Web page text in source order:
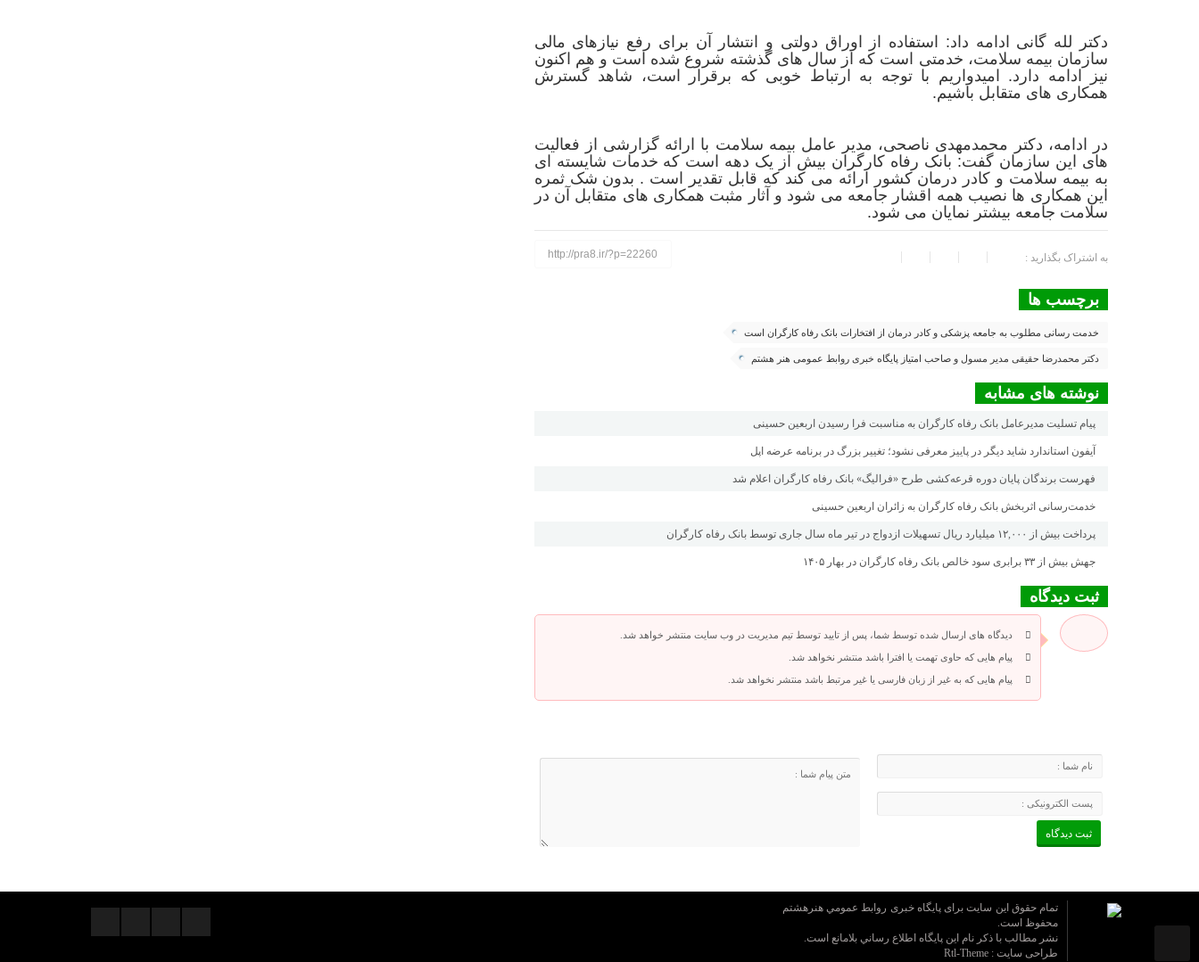
دکتر لله گانی ادامه داد: استفاده از اوراق دولتی و انتشار آن برای رفع نیازهای مالی
سازمان بیمه سلامت، خدمتی است که از سال های گذشته شروع شده است و هم اکنون
نیز ادامه دارد. امیدواریم با توجه به ارتباط خوبی که برقرار است، شاهد گسترش
همکاری های متقابل باشیم.
در ادامه، دکتر محمدمهدی ناصحی، مدیر عامل بیمه سلامت با ارائه گزارشی از فعالیت
های این سازمان گفت: بانک رفاه کارگران بیش از یک دهه است که خدمات شایسته ای
به بیمه سلامت و کادر درمان کشور ارائه می کند که قابل تقدیر است . بدون شک ثمره
این همکاری ها نصیب همه اقشار جامعه می شود و آثار مثبت همکاری های متقابل آن در
سلامت جامعه بیشتر نمایان می شود.
به اشتراک بگذارید : http://pra8.ir/?p=22260
برچسب ها
خدمت رسانی مطلوب به جامعه پزشکی و کادر درمان از افتخارات بانک رفاه کارگران است
دکتر محمدرضا حقیقی مدیر مسول و صاحب امتیاز پایگاه خبری روابط عمومی هنر هشتم
نوشته های مشابه
پیام تسلیت مدیرعامل بانک رفاه کارگران به مناسبت فرا رسیدن اربعین حسینی
آیفون استاندارد شاید دیگر در پاییز معرفی نشود؛ تغییر بزرگ در برنامه عرضه اپل
فهرست برندگان پایان دوره قرعه‌کشی طرح «فرالیگ» بانک رفاه کارگران اعلام شد
خدمت‌رسانی اثربخش بانک رفاه کارگران به زائران اربعین حسینی
پرداخت بیش از ۱۲,۰۰۰ میلیارد ریال تسهیلات ازدواج در تیر ماه سال جاری توسط بانک رفاه کارگران
جهش بیش از ۳۳ برابری سود خالص بانک رفاه کارگران در بهار ۱۴۰۵
ثبت دیدگاه
دیدگاه های ارسال شده توسط شما، پس از تایید توسط تیم مدیریت در وب سایت منتشر خواهد شد.
پیام هایی که حاوی تهمت یا افترا باشد منتشر نخواهد شد.
پیام هایی که به غیر از زبان فارسی یا غیر مرتبط باشد منتشر نخواهد شد.
تمام حقوق این سایت برای پایگاه خبری روابط عمومي هنرهشتم
محفوظ است.
نشر مطالب با ذکر نام اين پايگاه اطلاع رساني بلامانع است.
طراحی سایت : Rtl-Theme